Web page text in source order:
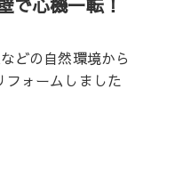
どの自然環境から
フォームしました